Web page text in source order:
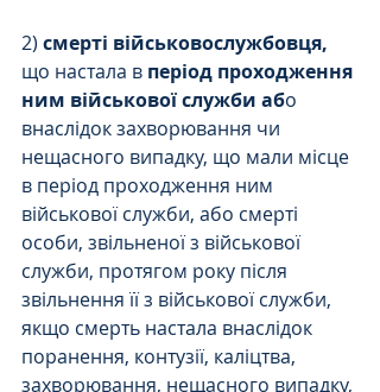
2) смерті військовослужбовця,
що настала в період проходження
ним військової служби або
внаслідок захворювання чи
нещасного випадку, що мали місце
в період проходження ним
військової служби, або смерті
особи, звільненої з військової
служби, протягом року після
звільнення її з військової служби,
якщо смерть настала внаслідок
поранення, контузії, каліцтва,
захворювання, нещасного випадку,